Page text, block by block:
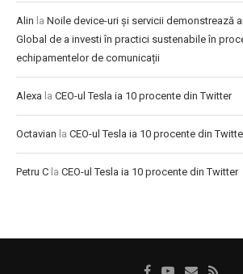
Alin la Noile device-uri și servicii demonstrează
Global de a investi în practici sustenabile în
echipamentelor de comunicații
Alexa la CEO-ul Tesla ia 10 procente din Twitter
Octavian la CEO-ul Tesla ia 10 procente din
Petru C la CEO-ul Tesla ia 10 procente din Twitter